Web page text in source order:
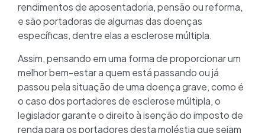
rendimentos de aposentadoria, pensão ou reforma,
e são portadoras de algumas das doenças
específicas, dentre elas a esclerose múltipla.
Assim, pensando em uma forma de proporcionar um
melhor bem-estar a quem está passando ou já
passou pela situação de uma doença grave, como é
o caso dos portadores de esclerose múltipla, o
legislador garante o direito à isenção do imposto de
renda para os portadores desta moléstia que sejam